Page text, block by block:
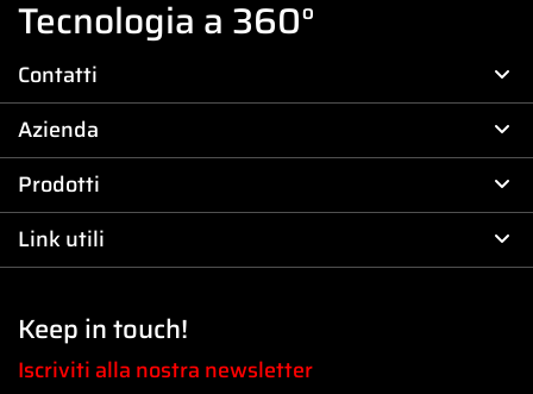
Tecnologia a 360°
Contatti
Azienda
Prodotti
Link utili
Keep in touch!
Iscriviti alla nostra newsletter